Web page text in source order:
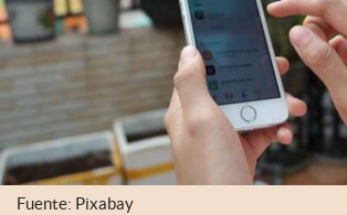
Fuente: Pixabay